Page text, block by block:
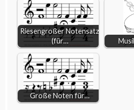
Riesengroßer Notensatz
(für…
Große Noten für…